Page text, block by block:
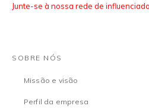
Junte-se à nossa rede de
SOBRE NÓS
Missão e visão
Perfil da empresa